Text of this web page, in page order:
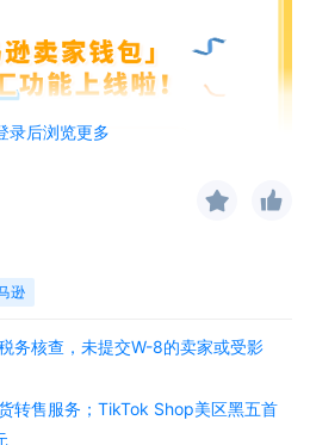
录后浏览更多
逊
务核查，未提交W-8的卖家或受影
转售服务；TikTok Shop美区黑五首